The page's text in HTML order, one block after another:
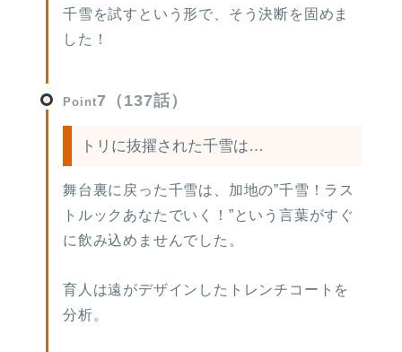
千雪を試すという形で、そう決断を固めま
した！
Point7（137話）
トリに抜擢された千雪は…
舞台裏に戻った千雪は、加地の”千雪！ラス
トルックあなたでいく！”という言葉がすぐ
に飲み込めませんでした。
育人は遠がデザインしたトレンチコートを
分析。